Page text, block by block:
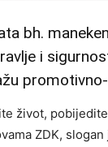
bh.
i
život,
ZDK,